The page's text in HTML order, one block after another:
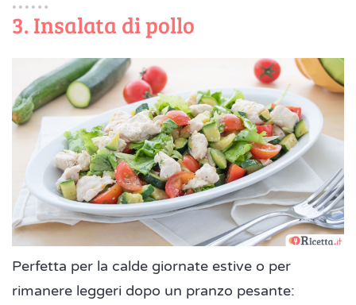
3. Insalata di pollo
Perfetta per la calde giornate estive o per
rimanere leggeri dopo un pranzo pesante: